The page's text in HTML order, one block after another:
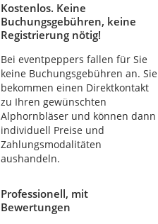
Kostenlos. Keine
Buchungsgebühren, keine
Registrierung nötig!
Bei eventpeppers fallen für Sie
keine Buchungsgebühren an. Sie
bekommen einen Direktkontakt
zu Ihren gewünschten
Alphornbläser und können dann
individuell Preise und
Zahlungsmodalitäten
aushandeln.
Professionell, mit
Bewertungen